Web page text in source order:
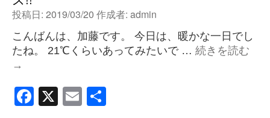
投稿日: 2019/03/20 作成者: admin
こんばんは、加藤です。 今日は、暖かな一日でし
たね。 21℃くらいあってみたいで … 続きを読む
→
Facebook
X Email